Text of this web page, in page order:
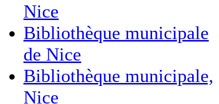
Nice
Bibliothèque municipale
de Nice
Bibliothèque municipale,
Nice